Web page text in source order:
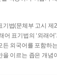
기법(문체부 고시 제
어 표기법의 ‘외래어
외국어를 포함하
을 이르는 좁은 개념